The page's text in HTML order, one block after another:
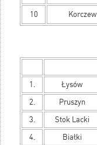
10
1.
Łysów
2.
Pruszyn
3.
Stok Lacki
4.
Białki